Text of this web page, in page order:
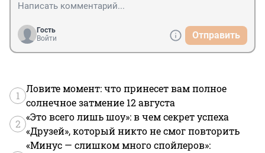
Гость
Войти
Отправить
1
Ловите момент: что принесет вам полное
солнечное затмение 12 августа
2
«Это всего лишь шоу»: в чем секрет успеха
«Друзей», который никто не смог повторить
«Минус — слишком много спойлеров»: